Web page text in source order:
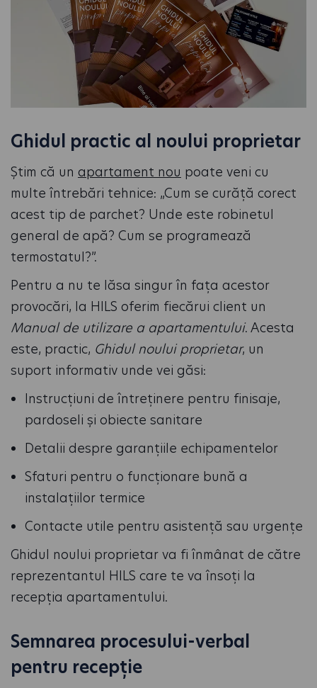
Ghidul practic al noului proprietar
Știm că un apartament nou poate veni cu
multe întrebări tehnice: „Cum se curăță corect
acest tip de parchet? Unde este robinetul
general de apă? Cum se programează
termostatul?”.
Pentru a nu te lăsa singur în fața acestor
provocări, la HILS oferim fiecărui client un
Manual de utilizare a apartamentului. Acesta
este, practic, Ghidul noului proprietar, un
suport informativ unde vei găsi:
Instrucțiuni de întreținere pentru finisaje,
pardoseli și obiecte sanitare
Detalii despre garanțiile echipamentelor
Sfaturi pentru o funcționare bună a
instalațiilor termice
Contacte utile pentru asistență sau urgențe
Ghidul noului proprietar va fi înmânat de către
reprezentantul HILS care te va însoți la
recepția apartamentului.
Semnarea procesului-verbal
pentru recepție